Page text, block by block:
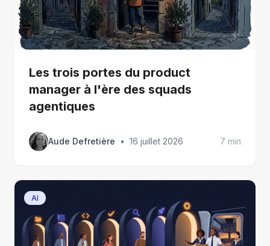
Les trois portes du product
manager à l'ère des squads
agentiques
Aude Defretière • 16 juillet 2026 7 min
AI